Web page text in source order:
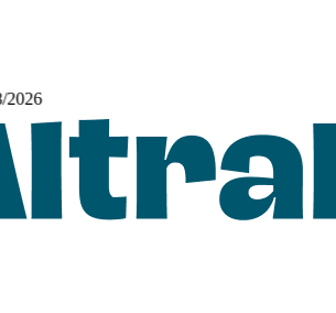
2026